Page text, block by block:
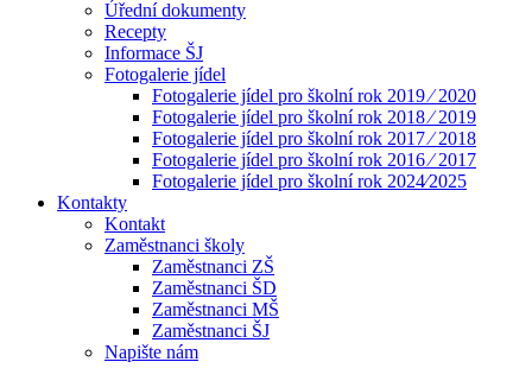
Úřední dokumenty
Recepty
Informace ŠJ
Fotogalerie jídel
Fotogalerie jídel pro školní rok 2019 ⁄ 2020
Fotogalerie jídel pro školní rok 2018 ⁄ 2019
Fotogalerie jídel pro školní rok 2017 ⁄ 2018
Fotogalerie jídel pro školní rok 2016 ⁄ 2017
Fotogalerie jídel pro školní rok 2024⁄2025
Kontakty
Kontakt
Zaměstnanci školy
Zaměstnanci ZŠ
Zaměstnanci ŠD
Zaměstnanci MŠ
Zaměstnanci ŠJ
Napište nám